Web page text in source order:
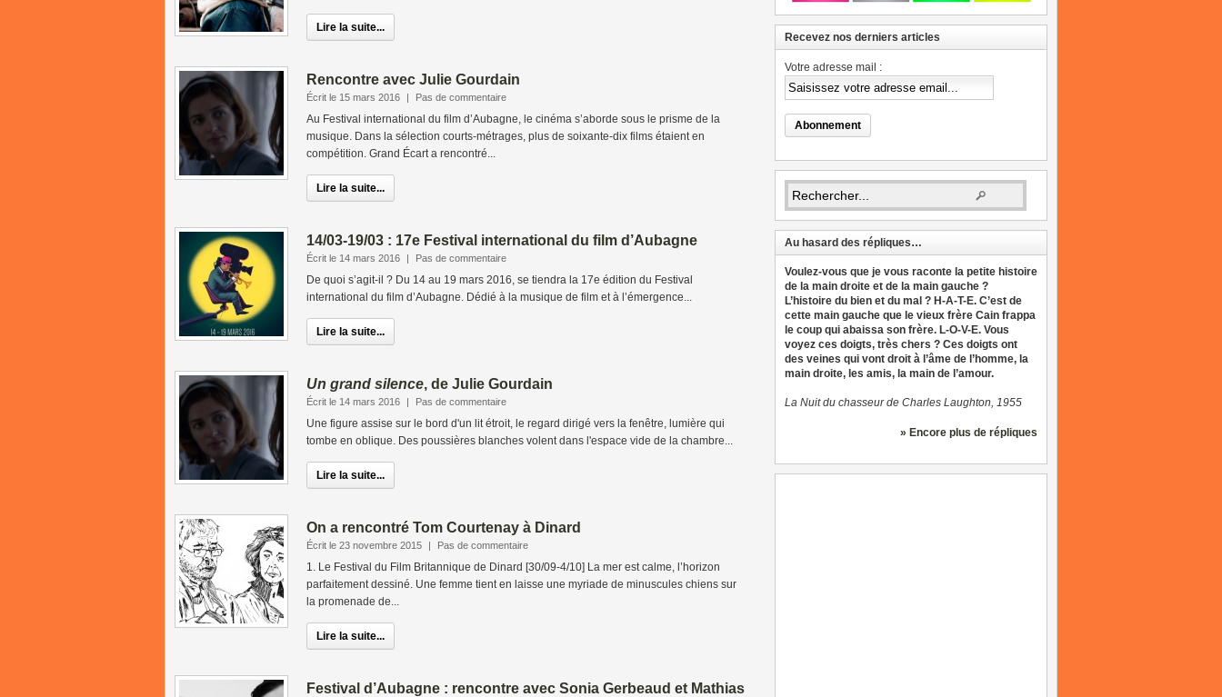
Lire la suite...
Rencontre avec Julie Gourdain
Écrit le 15 mars 2016 | Pas de commentaire
Au Festival international du film d’Aubagne, le cinéma s’aborde sous le prisme de la
musique. Dans la sélection courts-métrages, plus de soixante-dix films étaient en
compétition. Grand Écart a rencontré...
Lire la suite...
14/03-19/03 : 17e Festival international du film d’Aubagne
Écrit le 14 mars 2016 | Pas de commentaire
De quoi s’agit-il ? Du 14 au 19 mars 2016, se tiendra la 17e édition du Festival
international du film d’Aubagne. Dédié à la musique de film et à l’émergence...
Lire la suite...
Un grand silence, de Julie Gourdain
Écrit le 14 mars 2016 | Pas de commentaire
Une figure assise sur le bord d'un lit étroit, le regard dirigé vers la fenêtre, lumière qui
tombe en oblique. Des poussières blanches volent dans l'espace vide de la chambre...
Lire la suite...
On a rencontré Tom Courtenay à Dinard
Écrit le 23 novembre 2015 | Pas de commentaire
1. Le Festival du Film Britannique de Dinard [30/09-4/10] La mer est calme, l’horizon
parfaitement dessiné. Une femme tient en laisse une myriade de minuscules chiens sur
la promenade de...
Lire la suite...
Festival d’Aubagne : rencontre avec Sonia Gerbeaud et Mathias
Recevez nos derniers articles
Votre adresse mail :
Au hasard des répliques…
Voulez-vous que je vous raconte la petite histoire
de la main droite et de la main gauche ?
L’histoire du bien et du mal ? H-A-T-E. C’est de
cette main gauche que le vieux frère Cain frappa
le coup qui abaissa son frère. L-O-V-E. Vous
voyez ces doigts, très chers ? Ces doigts ont
des veines qui vont droit à l’âme de l’homme, la
main droite, les amis, la main de l’amour.
La Nuit du chasseur de Charles Laughton, 1955
» Encore plus de répliques